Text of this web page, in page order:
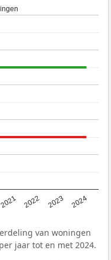
2021 2022 2023 2024
van woningen
jaar tot en met 2024.